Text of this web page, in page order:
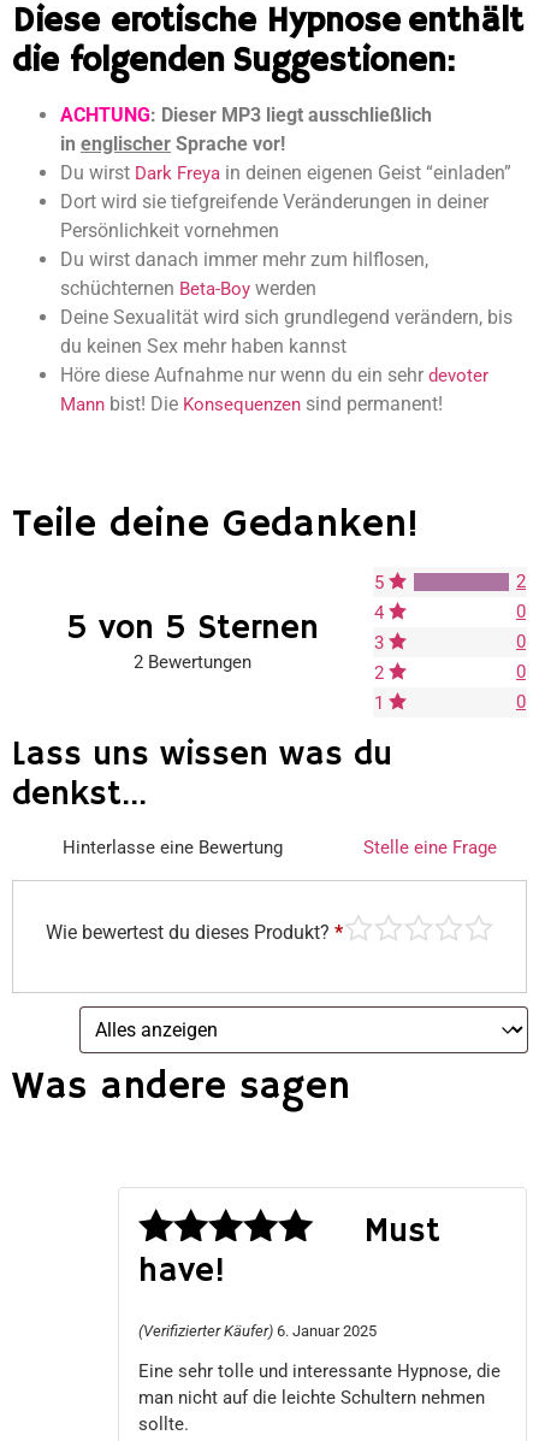
Diese erotische Hypnose enthält
die folgenden Suggestionen:
ACHTUNG: Dieser MP3 liegt ausschließlich
in englischer Sprache vor!
Du wirst Dark Freya in deinen eigenen Geist “einladen”
Dort wird sie tiefgreifende Veränderungen in deiner
Persönlichkeit vornehmen
Du wirst danach immer mehr zum hilflosen,
schüchternen Beta-Boy werden
Deine Sexualität wird sich grundlegend verändern, bis
du keinen Sex mehr haben kannst
Höre diese Aufnahme nur wenn du ein sehr devoter
Mann bist! Die Konsequenzen sind permanent!
Teile deine Gedanken!
5 von 5 Sternen
2 Bewertungen
5
2
4
0
3
0
2
0
1
0
Lass uns wissen was du
denkst...
Hinterlasse eine Bewertung Stelle eine Frage
Wie bewertest du dieses Produkt? *
Was andere sagen
Bewertet
Must
have!
(Verifizierter Käufer) 6. Januar 2025
Eine sehr tolle und interessante Hypnose, die
man nicht auf die leichte Schultern nehmen
sollte.